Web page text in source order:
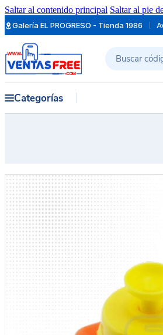
Saltar al contenido principal Saltar al pie
Galería EL PROGRESO - Tienda 1986
Buscar
Categorías